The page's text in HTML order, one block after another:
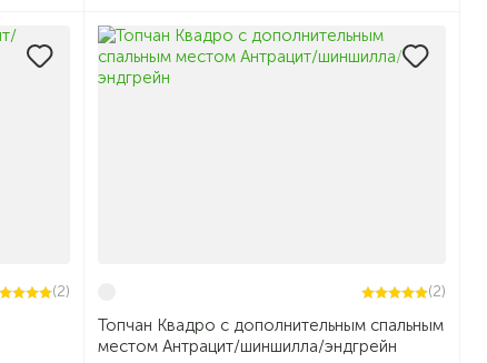
(2) (2)
Топчан Квадро с дополнительным спальным
местом Антрацит/шиншилла/эндгрейн